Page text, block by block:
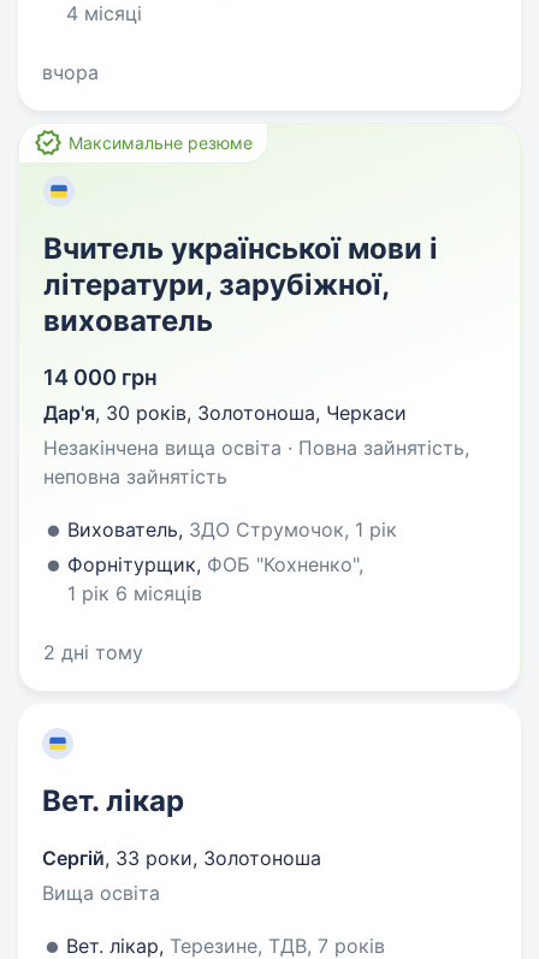
4 місяці
вчора
Максимальне резюме
Вчитель української мови і
літератури, зарубіжної,
вихователь
14 000 грн
Дар'я, 30 років, Золотоноша, Черкаси
Незакінчена вища освіта · Повна зайнятість,
неповна зайнятість
Вихователь, ЗДО Струмочок, 1 рік
Форнітурщик, ФОБ "Кохненко",
1 рік 6 місяців
2 дні тому
Вет. лікар
Сергій, 33 роки, Золотоноша
Вища освіта
Вет. лікар, Терезине, ТДВ, 7 років